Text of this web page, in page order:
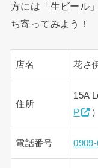
方には「生ビール
ち寄ってみよう！
店名 花さ
住所
15A
P
）
電話番号